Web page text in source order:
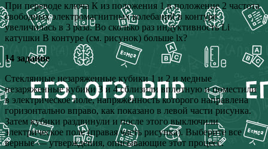
При переводе ключа К из положения 1 в положение 2 частота
свободных электромагнитных колебаний в контуре
увеличилась в 3 раза. Во сколько раз индуктивность Li
катушки B контуре (см. рисунок) больше lx?
14 задание
Стеклянные незаряженные кубики 1 и 2 и медные
незаряженные кубики 3 и 4 сблизили вплотную и поместили
в электрическое поле, напряжённость которого направлена
горизонтально вправо, как показано в левой части рисунка.
Затем кубики раздвинули и после этого выключили
электрическое поле (правая часть рисунка). Выберите все
верные — утверждения, описывающие этот процесс.